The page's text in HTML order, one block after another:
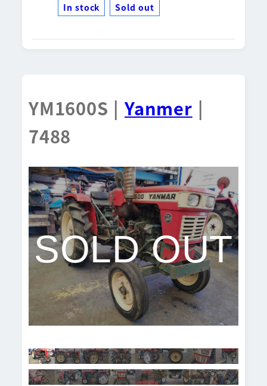
In stock Sold out
YM1600S |Yanmer |
7488
SOLD OUT